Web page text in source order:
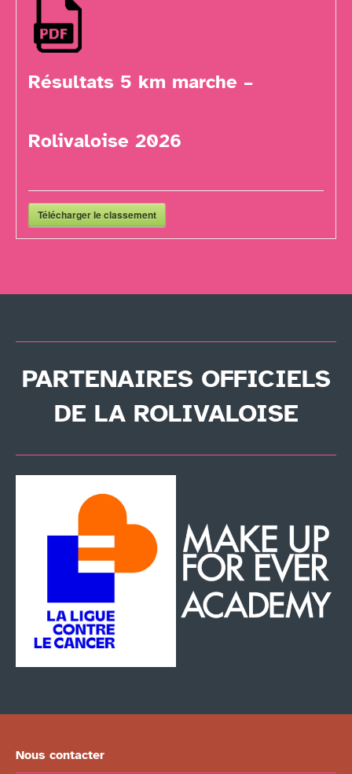
Résultats 5 km marche –
Rolivaloise 2026
Télécharger le classement
PARTENAIRES OFFICIELS
DE LA ROLIVALOISE
Nous contacter